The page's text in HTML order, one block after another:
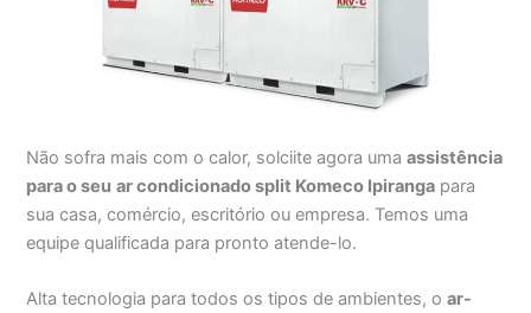
Não sofra mais com o calor, solciite agora umaassistência
para o seu ar condicionado split Komeco Ipiranga para
sua casa, comércio, escritório ou empresa. Temos uma
equipe qualificada para pronto atende-lo.
Alta tecnologia para todos os tipos de ambientes, oar-